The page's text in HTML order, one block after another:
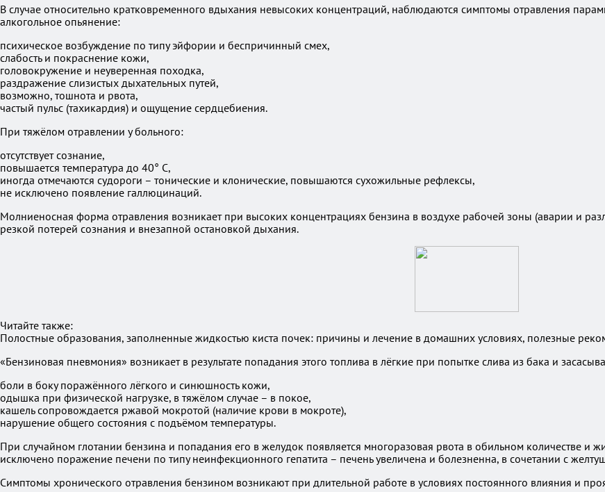
В случае относительно кратковременного вдыхания невысоких концентраций, наблюдаются симптомы отравления
алкогольное опьянение:
психическое возбуждение по типу эйфории и беспричинный смех,
слабость и покраснение кожи,
головокружение и неуверенная походка,
раздражение слизистых дыхательных путей,
возможно, тошнота и рвота,
частый пульс (тахикардия) и ощущение сердцебиения.
При тяжёлом отравлении у больного:
отсутствует сознание,
повышается температура до 40° C,
иногда отмечаются судороги – тонические и клонические, повышаются сухожильные рефлексы,
не исключено появление галлюцинаций.
Молниеносная форма отравления возникает при высоких концентрациях бензина в воздухе рабочей зоны (аварии и
резкой потерей сознания и внезапной остановкой дыхания.
Читайте также:
Полостные образования, заполненные жидкостью киста почек: причины и лечение в домашних условиях, полезные
«Бензиновая пневмония» возникает в результате попадания этого топлива в лёгкие при попытке слива из бака и
боли в боку поражённого лёгкого и синюшность кожи,
одышка при физической нагрузке, в тяжёлом случае – в покое,
кашель сопровождается ржавой мокротой (наличие крови в мокроте),
нарушение общего состояния с подъёмом температуры.
При случайном глотании бензина и попадания его в желудок появляется многоразовая рвота в обильном количестве и
исключено поражение печени по типу неинфекционного гепатита – печень увеличена и болезненна, в сочетании с
Симптомы хронического отравления бензином возникают при длительной работе в условиях постоянного влияния и